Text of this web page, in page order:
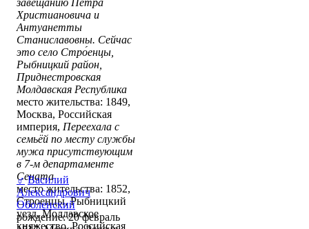
завещанию Петра
Христиановича и
Антуанетты
Станиславовны. Сейчас
это село Стро́енцы,
Рыбницкий район,
Приднестровская
Молдавская Республика
место жительства: 1849,
Москва, Российская
империя, Переехала с
семьёй по месту службы
мужа присутствующим
в 7-м департаменте
Сената
место жительства: 1852,
Строенцы, Рыбницкий
уезд, Молдавское
княжество, Российская
♂ Василий
Александрович
Оболенский
рождение: 20 февраль